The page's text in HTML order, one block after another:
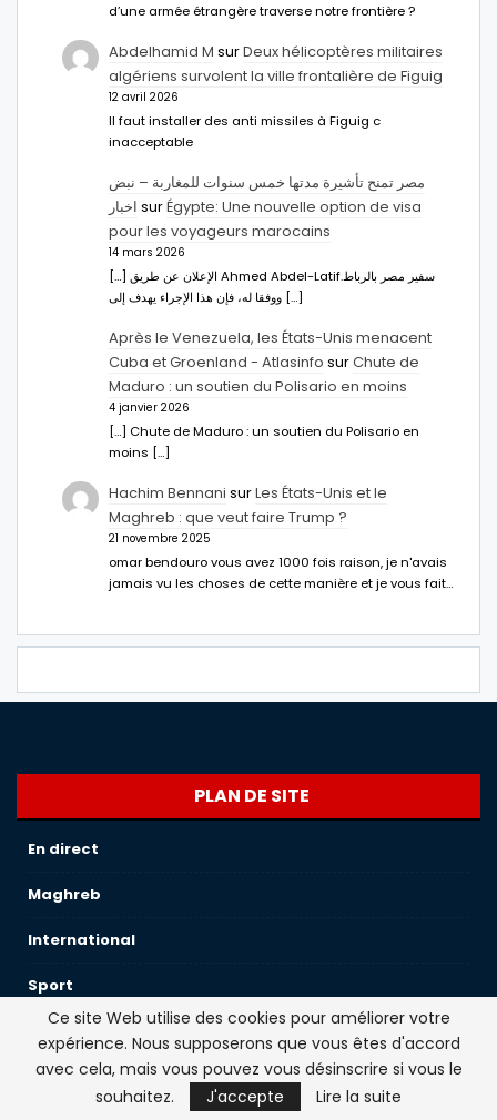
d’une armée étrangère traverse notre frontière ?
Abdelhamid M surDeux hélicoptères militaires
algériens survolent la ville frontalière de Figuig
12 avril 2026
Il faut installer des anti missiles à Figuig c
inacceptable
مصر تمنح تأشيرة مدتها خمس سنوات للمغاربة – نبض
اخبار surÉgypte: Une nouvelle option de visa
pour les voyageurs marocains
14 mars 2026
[…] الإعلان عن طريق Ahmed Abdel-Latifسفير مصر بالرباط.
ووفقا له، فإن هذا الإجراء يهدف إلى […]
Après le Venezuela, les États-Unis menacent
Cuba et Groenland - Atlasinfo surChute de
Maduro : un soutien du Polisario en moins
4 janvier 2026
[…] Chute de Maduro : un soutien du Polisario en
moins […]
Hachim Bennani surLes États-Unis et le
Maghreb : que veut faire Trump ?
21 novembre 2025
omar bendouro vous avez 1000 fois raison, je n'avais
jamais vu les choses de cette manière et je vous fait…
PLAN DE SITE
En direct
Maghreb
International
Sport
Societe
Ce site Web utilise des cookies pour améliorer votre
expérience. Nous supposerons que vous êtes d'accord
avec cela, mais vous pouvez vous désinscrire si vous le
souhaitez.
J'accepte Lire la suite